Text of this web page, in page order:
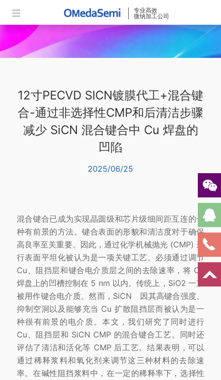
专业高效
微纳加工公司
12寸PECVD SICN镀膜代工+混合键
合-通过非选择性CMP和后清洁步骤
减少 SiCN 混合键合中 Cu 焊盘的
凹陷
2025/06/25
混合键合已成为实现晶圆级和芯片级细间距互连的一
种有前景的方法。键合表面的形貌和清洁度对于确保
高良率至关重要。因此，通过化学机械抛光 (CMP) 进
行表面平坦化被认为是一项关键工艺。必须通过调节
Cu、阻挡层和键合电介质层之间的去除速率，将 Cu
焊盘上的凹槽控制在 5 nm 以内。传统上，SiO2 一直
被用作键合电介质。然而， SiCN
因其高键合强度、
抑制空洞以及能够充当 Cu 扩散阻挡层而被认为是一
种很有前景的电介质。本文，我们研究了同时进行
Cu、阻挡层和 SiCN CMP 的混合键合工艺。同时还
评估了清洁和活化等 CMP 后工艺。结果表明，可以
通过稀释浆料和氧化剂来调节这三种材料的去除速
率。在碱性阻挡浆料中，在一定的稀释率下，选择性